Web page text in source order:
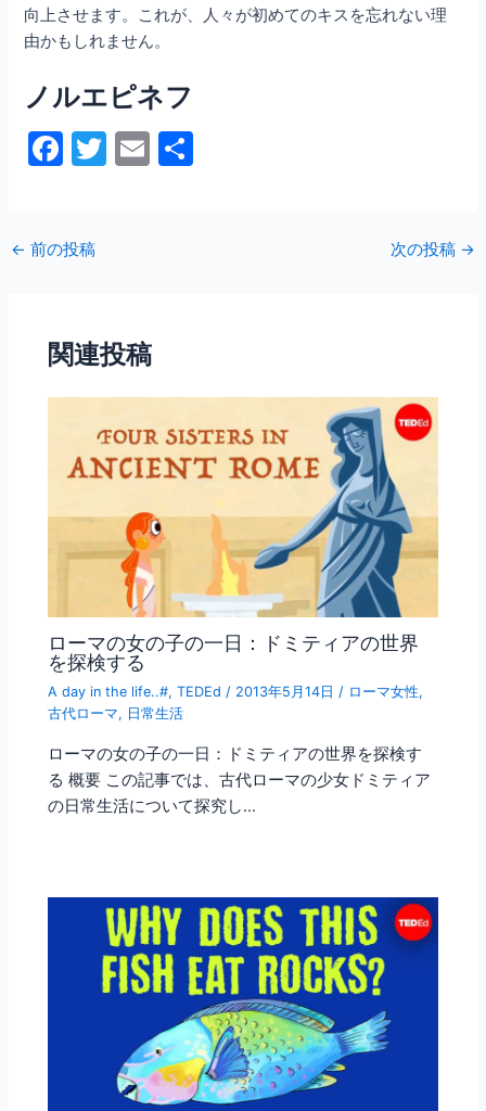
向上させます。これが、人々が初めてのキスを忘れない理
由かもしれません。
ノルエピネフ
F
e
o
k
T
E
← 前の投稿 次の投稿 →
関連投稿
ローマの女の子の一日：ドミティアの世界
を探検する
A day in the life..#,TEDEd / 2013年5月14日/ ローマ女性,
古代ローマ, 日常生活
ローマの女の子の一日：ドミティアの世界を探検す
る 概要 この記事では、古代ローマの少女ドミティア
の日常生活について探究し…